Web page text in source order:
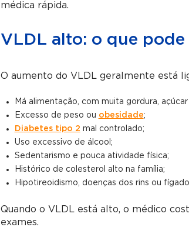
médica rápida.
VLDL alto: o que pode
O aumento do VLDL geralmente está
Má alimentação, com muita gordura,
Excesso de peso ou obesidade;
Diabetes tipo 2 mal controlado;
Uso excessivo de álcool;
Sedentarismo e pouca atividade física;
Histórico de colesterol alto na família;
Hipotireoidismo, doenças dos rins ou
Quando o VLDL está alto, o médico
exames.